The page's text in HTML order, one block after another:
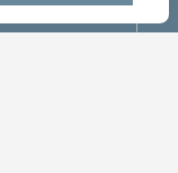
Jetzt Anfragen